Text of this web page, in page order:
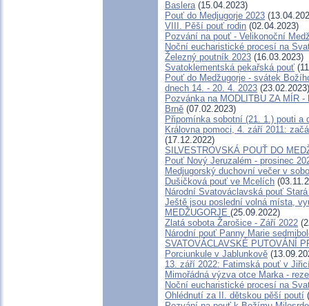
Baslera(15.04.2023)
Pouť do Medjugorje 2023
VIII. Pěší pouť rodin (02.04.2023)
Pozvání na pouť - Velikonoční
Noční eucharistické procesí na
Železný poutník 2023 (16.03.2023)
Svatoklementská pekařská pouť
Pouť do Medžugorje - svátek
dnech 14. - 20. 4. 2023 (23.02.2023)
Pozvánka na MODLITBU ZA MÍR
Brně (07.02.2023)
Připomínka sobotní (21. 1.) pouti a
Královna pomoci, 4. září 2011:
(17.12.2022)
SILVESTROVSKÁ POUŤ DO
Pouť Nový Jeruzalém - prosinec
Medjugorský duchovní večer v
Dušičková pouť ve Mcelích
Národní Svatováclavská pouť
Ještě jsou poslední volná místa,
MEDŽUGORJE (25.09.2022)
Zlatá sobota Žarošice - Září 2022
Národní pouť Panny Marie
SVATOVÁCLAVSKÉ PUTOVÁNÍ
Porciunkule v Jablunkově
13. září 2022: Fatimská pouť v
Mimořádná výzva otce Marka -
Noční eucharistické procesí na
Ohlédnutí za II. dětskou pěší poutí